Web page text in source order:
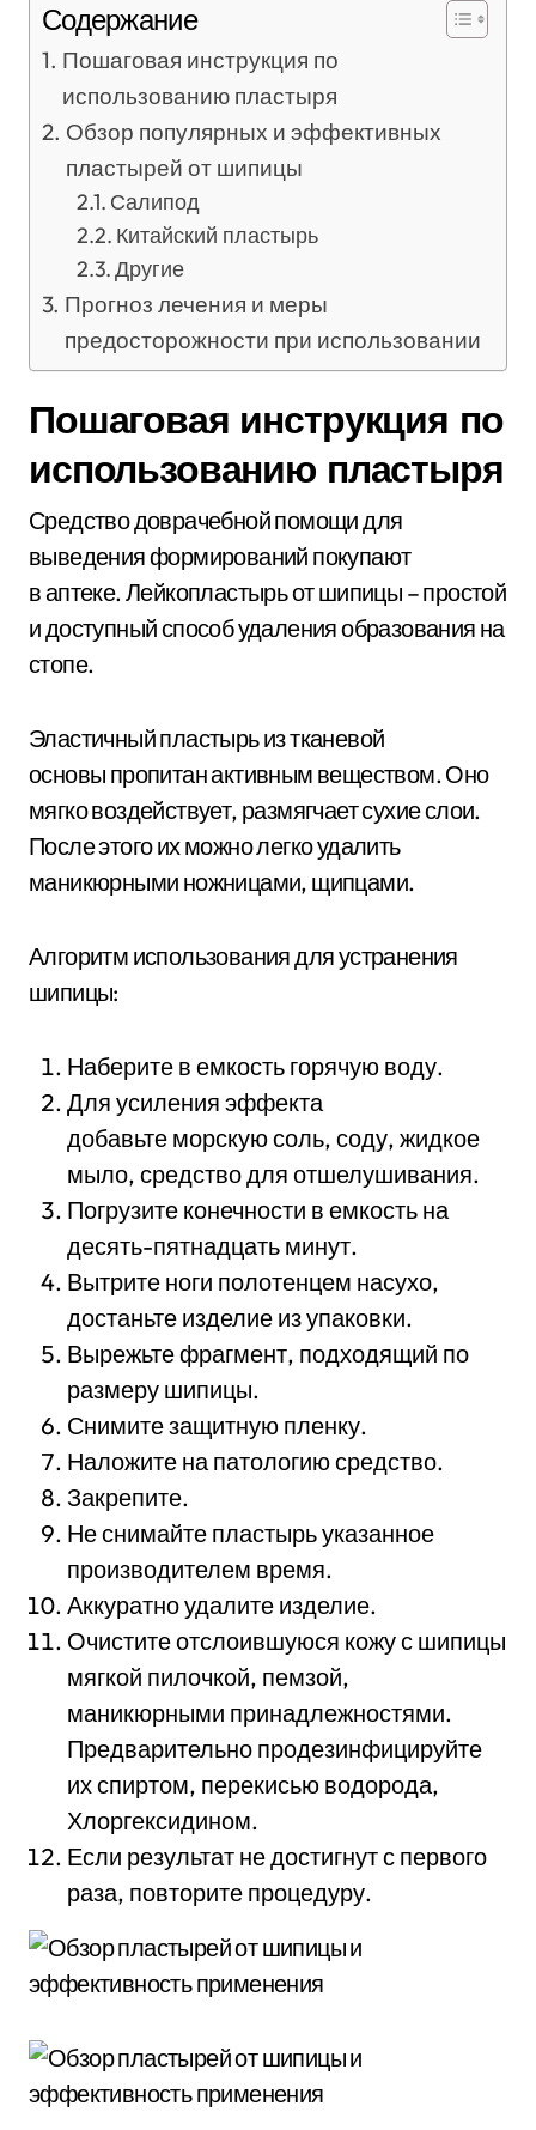
Содержание
Пошаговая инструкция по
использованию пластыря
Обзор популярных и эффективных
пластырей от шипицы
Салипод
Китайский пластырь
Другие
Прогноз лечения и меры
предосторожности при использовании
Пошаговая инструкция по
использованию пластыря
Средство доврачебной помощи для
выведения формирований покупают
в аптеке. Лейкопластырь от шипицы – простой
и доступный способ удаления образования на
стопе.
Эластичный пластырь из тканевой
основы пропитан активным веществом. Оно
мягко воздействует, размягчает сухие слои.
После этого их можно легко удалить
маникюрными ножницами, щипцами.
Алгоритм использования для устранения
шипицы:
Наберите в емкость горячую воду.
Для усиления эффекта
добавьте морскую соль, соду, жидкое
мыло, средство для отшелушивания.
Погрузите конечности в емкость на
десять-пятнадцать минут.
Вытрите ноги полотенцем насухо,
достаньте изделие из упаковки.
Вырежьте фрагмент, подходящий по
размеру шипицы.
Снимите защитную пленку.
Наложите на патологию средство.
Закрепите.
Не снимайте пластырь указанное
производителем время.
Аккуратно удалите изделие.
Очистите отслоившуюся кожу с шипицы
мягкой пилочкой, пемзой,
маникюрными принадлежностями.
Предварительно продезинфицируйте
их спиртом, перекисью водорода,
Хлоргексидином.
Если результат не достигнут с первого
раза, повторите процедуру.